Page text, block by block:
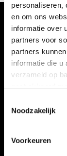
personaliseren,
en om ons
informatie over
partners voor
partners
informatie die u
verzameld op
Noodzakelijk
Voorkeuren
VERHALEN
NIEUWS
KALENDER
ACTIVITEITEN